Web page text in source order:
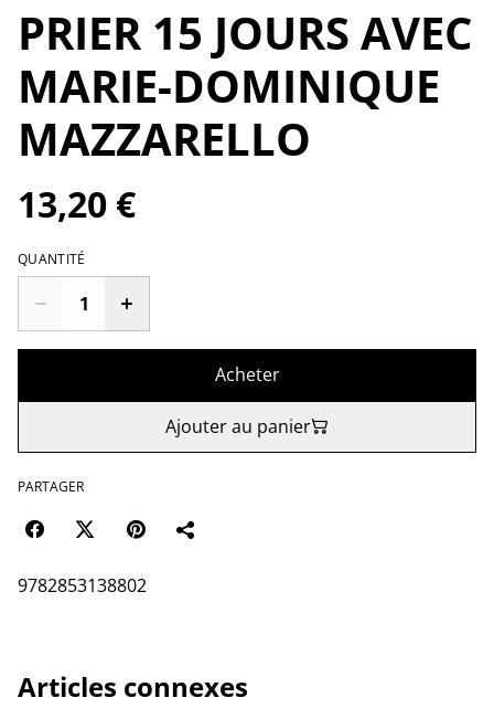
PRIER 15 JOURS AVEC
MARIE-DOMINIQUE
MAZZARELLO
13,20 €
QUANTITÉ
Acheter
Ajouter au panier
PARTAGER
9782853138802
Articles connexes